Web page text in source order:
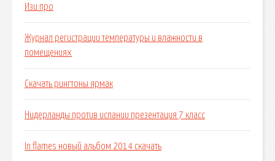
Изи про
Журнал регистрации температуры и влажности в
помещениях
Скачать рингтоны ярмак
Нидерланды против испании презентация 7 класс
In flames новый альбом 2014 скачать